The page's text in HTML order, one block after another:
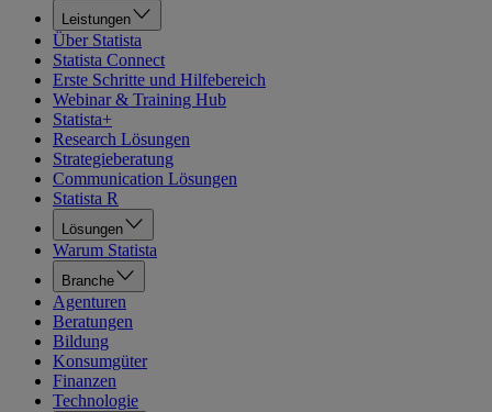
Leistungen
Über Statista
Statista Connect
Erste Schritte und Hilfebereich
Webinar & Training Hub
Statista+
Research Lösungen
Strategieberatung
Communication Lösungen
Statista R
Lösungen
Warum Statista
Branche
Agenturen
Beratungen
Bildung
Konsumgüter
Finanzen
Technologie